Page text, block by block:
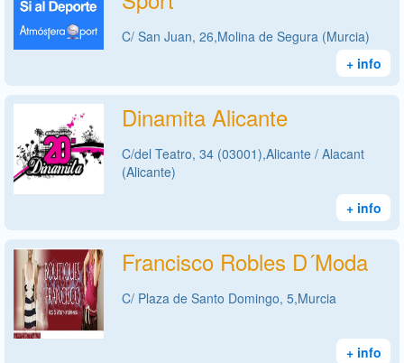
C/ San Juan, 26,Molina de Segura (Murcia)
+ info
Dinamita Alicante
C/del Teatro, 34 (03001),Alicante / Alacant
(Alicante)
+ info
Francisco Robles D´Moda
C/ Plaza de Santo Domingo, 5,Murcia
+ info